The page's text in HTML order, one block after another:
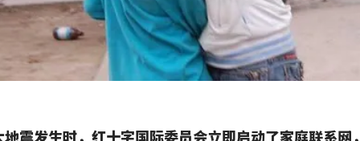
地震发生时，红十字国际委员会立即启动了家庭联系网